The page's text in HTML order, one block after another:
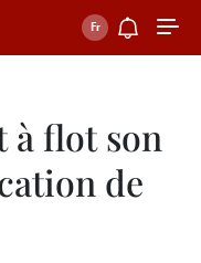
à flot son
de